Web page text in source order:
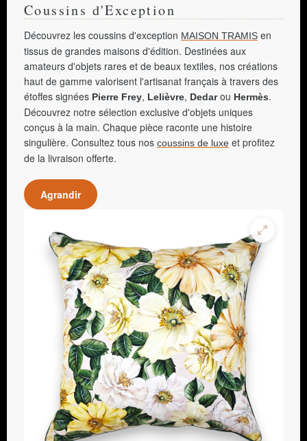
Coussins d'Exception
Découvrez les coussins d'exception MAISON TRAMIS en
tissus de grandes maisons d'édition. Destinées aux
amateurs d'objets rares et de beaux textiles, nos créations
haut de gamme valorisent l'artisanat français à travers des
étoffes signées Pierre Frey, Lelièvre, Dedarou Hermès.
Découvrez notre sélection exclusive d'objets uniques
conçus à la main. Chaque pièce raconte une histoire
singulière. Consultez tous nos coussins de luxe et profitez
de la livraison offerte.
Agrandir